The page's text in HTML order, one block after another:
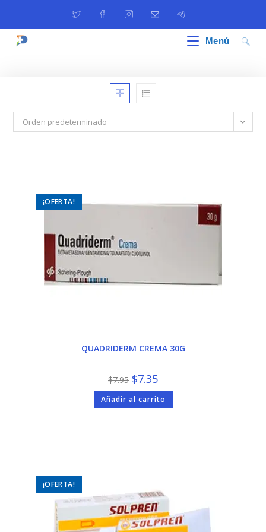
Menú
Orden predeterminado
¡OFERTA!
QUADRIDERM CREMA 30G
$7.95 El
precio
original
era:
$7.95.
$7.35El
precio
actual
es:
$7.35.
Añadir al carrito
¡OFERTA!